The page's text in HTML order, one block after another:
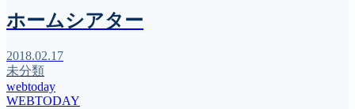
ホームシアター
2018.02.17
未分類
webtoday
WEBTODAY